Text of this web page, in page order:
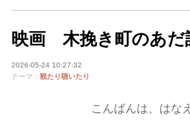
映画 木挽き町のあだ
2026-05-24 10:27:32
テーマ： 観たり聴いたり
こんばんは、はな